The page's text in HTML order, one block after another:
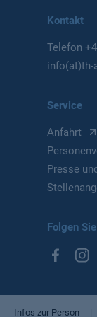
Infos zur Person
Kontakt
Telefon
info(at)th-
Service
Anfahrt
Presse
Folgen